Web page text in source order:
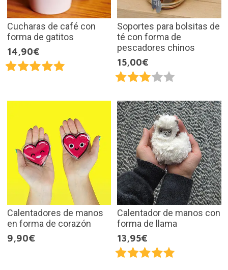
Cucharas de café con
forma de gatitos
14,90€
Soportes para bolsitas de
té con forma de
pescadores chinos
15,00€
Calentadores de manos
en forma de corazón
9,90€
Calentador de manos con
forma de llama
13,95€